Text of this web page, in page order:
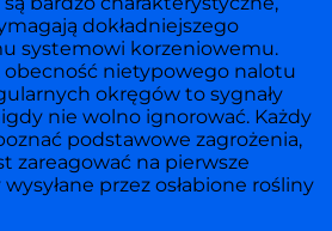
dokładniejszego
systemowi korzeniowemu.
obecność nietypowego nalotu
okręgów to sygnały
nie wolno ignorować. Każdy
podstawowe zagrożenia,
zareagować na pierwsze
przez osłabione rośliny